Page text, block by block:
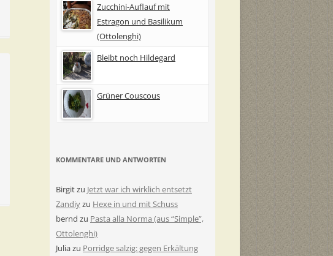
Zucchini-Auflauf mit
Estragon und Basilikum
(Ottolenghi)
Bleibt noch Hildegard
Grüner Couscous
KOMMENTARE UND ANTWORTEN
Birgitzu Jetzt war ich wirklich entsetzt
Zandiyzu Hexe in und mit Schuss
bernd zu Pasta alla Norma (aus “Simple”,
Ottolenghi)
Juliazu Porridge salzig: gegen Erkältung